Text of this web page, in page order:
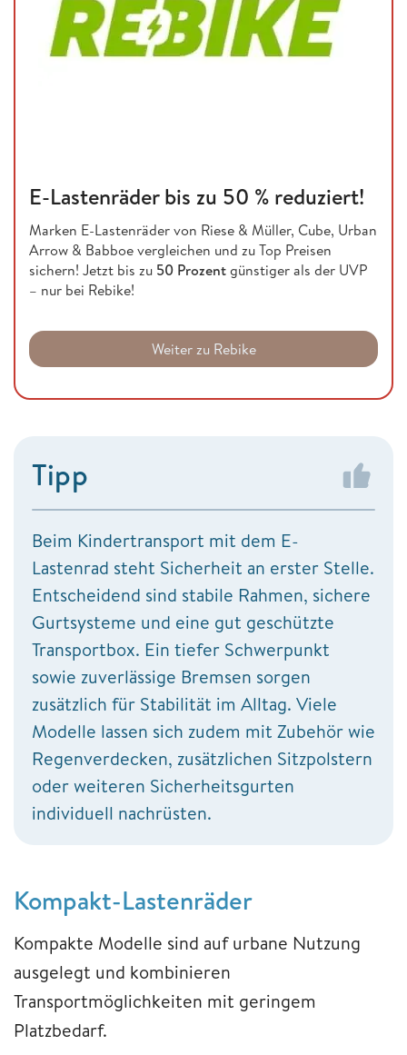
E-Lastenräder bis zu 50 % reduziert!
Marken E-Lastenräder von Riese & Müller, Cube, Urban
Arrow & Babboe vergleichen und zu Top Preisen
sichern! Jetzt bis zu 50 Prozentgünstiger als der UVP
– nur bei Rebike!
Weiter zu Rebike
Tipp
Beim Kindertransport mit dem E-
Lastenrad steht Sicherheit an erster Stelle.
Entscheidend sind stabile Rahmen, sichere
Gurtsysteme und eine gut geschützte
Transportbox. Ein tiefer Schwerpunkt
sowie zuverlässige Bremsen sorgen
zusätzlich für Stabilität im Alltag. Viele
Modelle lassen sich zudem mit Zubehör wie
Regenverdecken, zusätzlichen Sitzpolstern
oder weiteren Sicherheitsgurten
individuell nachrüsten.
Kompakt-Lastenräder
Kompakte Modelle sind auf urbane Nutzung
ausgelegt und kombinieren
Transportmöglichkeiten mit geringem
Platzbedarf.